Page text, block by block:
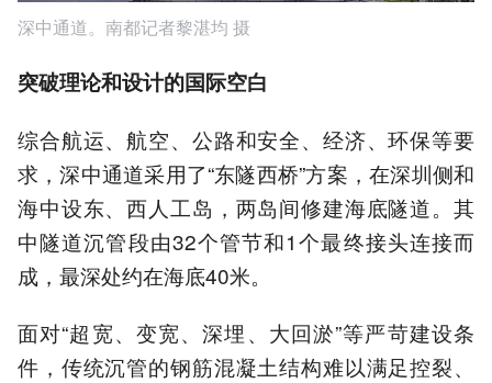
深中通道。南都记者黎湛均 摄
突破理论和设计的国际空白
综合航运、航空、公路和安全、经济、环保等要
求，深中通道采用了“东隧西桥”方案，在深圳侧和
海中设东、西人工岛，两岛间修建海底隧道。其
中隧道沉管段由32个管节和1个最终接头连接而
成，最深处约在海底40米。
面对“超宽、变宽、深埋、大回淤”等严苛建设条
件，传统沉管的钢筋混凝土结构难以满足控裂、